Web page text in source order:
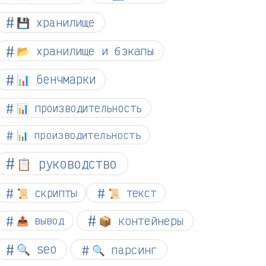
💾 хранилище
📂 хранилище и бэкапы
📊 бенчмарки
📊 производительность
📊 производительность
📋 руководство
📜 скрипты 📜 текст
📤 вывод 📦 контейнеры
🔍 seo 🔍 парсинг